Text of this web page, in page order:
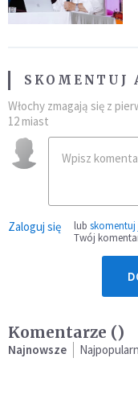
SKOMENTUJ
Włochy zmagają się z
12 miast
Zaloguj się lub skomentuj
Twój
Komentarze ()
Najnowsze